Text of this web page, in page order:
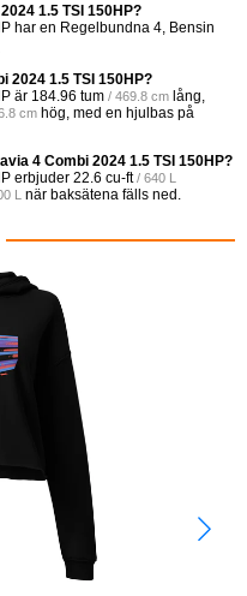
1.5 TSI 150HP?
har en Regelbundna 4, Bensin
2024 1.5 TSI 150HP?
är 184.96 tum / 469.8 cm lång,
cm hög, med en hjulbas på
4 Combi 2024 1.5 TSI 150HP?
erbjuder 22.6 cu-ft / 640 L
L när baksätena fälls ned.